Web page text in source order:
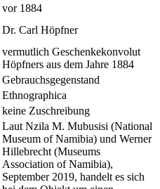
vor 1884
Dr. Carl Höpfner
vermutlich Geschenkekonvolut
Höpfners aus dem Jahre 1884
Gebrauchsgegenstand
Ethnographica
keine Zuschreibung
Laut Nzila M. Mubusisi (National
Museum of Namibia) und Werner
Hillebrecht (Museums
Association of Namibia),
September 2019, handelt es sich